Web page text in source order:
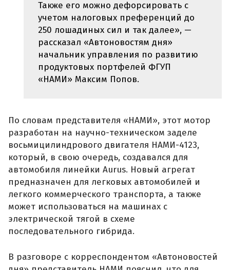
Также его можно дефорсировать с
учетом налоговых преференций до
250 лошадиных сил и так далее», —
рассказал «Автоновостям дня»
начальник управления по развитию
продуктовых портфелей ФГУП
«НАМИ» Максим Попов.
По словам представителя «НАМИ», этот мотор
разработан на научно-техническом заделе
восьмицилиндрового двигателя НАМИ-4123,
который, в свою очередь, создавался для
автомобиля линейки Aurus. Новый агрегат
предназначен для легковых автомобилей и
легкого коммерческого транспорта, а также
может использоваться на машинах с
электрической тягой в схеме
последовательного гибрида.
В разговоре с корреспондентом «Автоновостей